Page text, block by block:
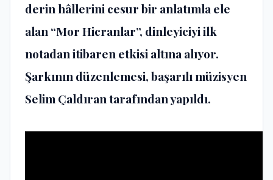
derin hâllerini cesur bir anlatımla ele
alan “Mor Hicranlar”, dinleyiciyi ilk
notadan itibaren etkisi altına alıyor.
Şarkının düzenlemesi, başarılı müzisyen
Selim Çaldıran tarafından yapıldı.